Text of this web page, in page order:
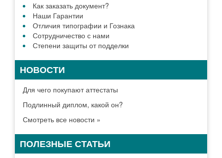
Как заказать документ?
Наши Гарантии
Отличия типографии и Гознака
Сотрудничество с нами
Степени защиты от подделки
НОВОСТИ
Для чего покупают аттестаты
Подлинный диплом, какой он?
Смотреть все новости »
ПОЛЕЗНЫЕ СТАТЬИ